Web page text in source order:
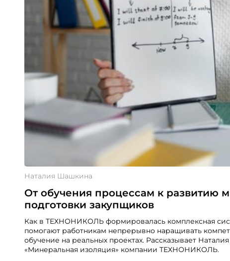
Наталия Шашкина
От обучения процессам к развитию
подготовки закупщиков
Как в ТЕХНОНИКОЛЬ формировалась комплексная
помогают работникам непрерывно наращивать
обучение на реальных проектах. Рассказывает
«Минеральная изоляция» компании ТЕХНОНИКОЛЬ.